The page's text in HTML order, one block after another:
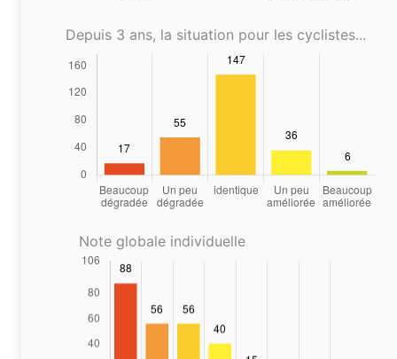
Depuis 3 ans, la situation pour les cyclistes...
Note globale individuelle